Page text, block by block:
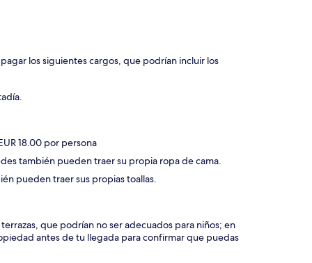
los siguientes cargos, que podrían incluir los
18.00 por persona
también pueden traer su propia ropa de cama.
pueden traer sus propias toallas.
que podrían no ser adecuados para niños; en
antes de tu llegada para confirmar que puedas